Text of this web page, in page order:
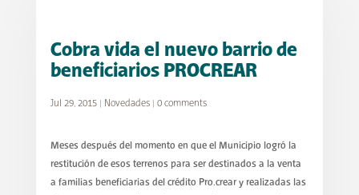
Cobra vida el nuevo barrio de
beneficiarios PROCREAR
Jul 29, 2015| Novedades| 0 comments
Meses después del momento en que el Municipio logró la
restitución de esos terrenos para ser destinados a la venta
a familias beneficiarias del crédito Pro.crear y realizadas las